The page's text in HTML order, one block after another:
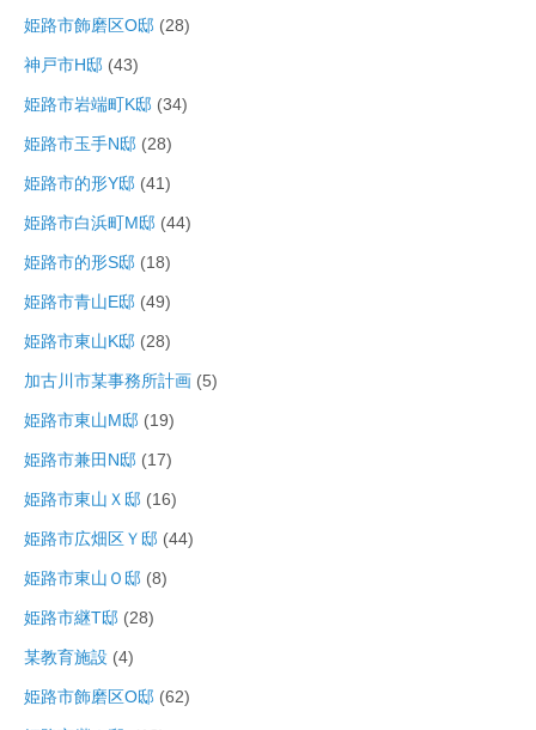
姫路市飾磨区O邸 (28)
神戸市H邸 (43)
姫路市岩端町K邸 (34)
姫路市玉手N邸 (28)
姫路市的形Y邸 (41)
姫路市白浜町M邸 (44)
姫路市的形S邸 (18)
姫路市青山E邸 (49)
姫路市東山K邸 (28)
加古川市某事務所計画 (5)
姫路市東山M邸 (19)
姫路市兼田N邸 (17)
姫路市東山Ｘ邸 (16)
姫路市広畑区Ｙ邸 (44)
姫路市東山Ｏ邸 (8)
姫路市継T邸 (28)
某教育施設 (4)
姫路市飾磨区O邸 (62)